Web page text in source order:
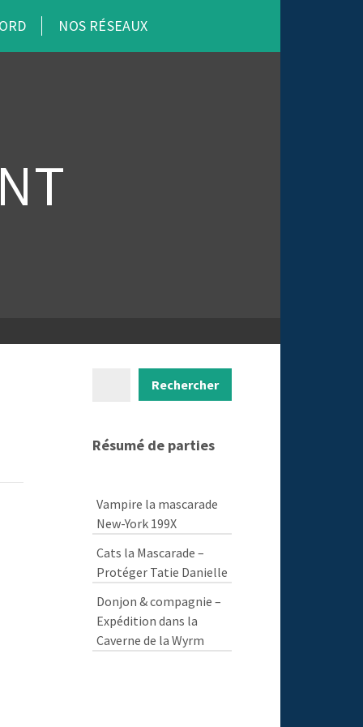
NOS RÉSEAUX
RechercherRechercher
Résumé de parties
Vampire la mascarade
New-York 199X
Cats la Mascarade –
Protéger Tatie Danielle
Donjon & compagnie –
Expédition dans la
Caverne de la Wyrm